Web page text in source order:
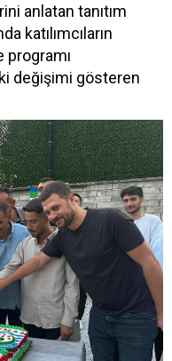
anlatan tanıtım
katılımcıların
değişimi gösteren